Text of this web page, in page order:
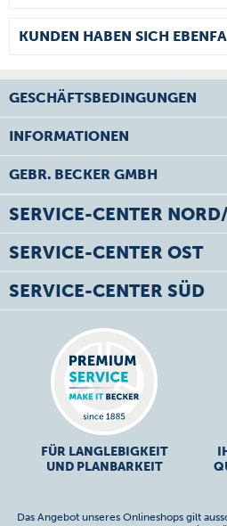
KUNDEN HABEN SICH
GESCHÄFTSBEDINGUNGEN
INFORMATIONEN
GEBR. BECKER GMBH
SERVICE-CENTER
SERVICE-CENTER OST
SERVICE-CENTER SÜD
FÜR LANGLEBIGKEIT
UND PLANBARKEIT
Das Angebot unseres Onlineshops gilt